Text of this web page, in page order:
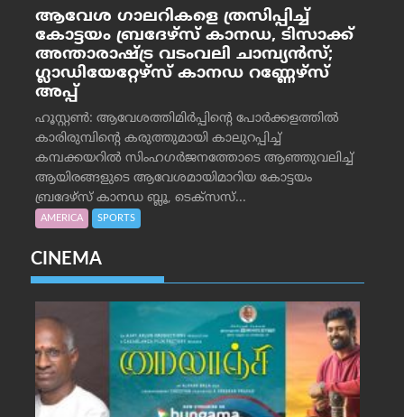
ആവേശ ഗാലറികളെ ത്രസിപ്പിച്ച്
കോട്ടയം ബ്രദേഴ്‌സ് കാനഡ, ടിസാക്ക്
അന്താരാഷ്ട്ര വടംവലി ചാമ്പ്യന്‍സ്;
ഗ്ലാഡിയേറ്റേഴ്‌സ് കാനഡ റണ്ണേഴ്‌സ്
അപ്പ്
ഹൂസ്റ്റണ്‍: ആവേശത്തിമിര്‍പ്പിന്റെ പോര്‍ക്കളത്തില്‍
കാരിരുമ്പിന്റെ കരുത്തുമായി കാലുറപ്പിച്ച്
കമ്പക്കയറില്‍ സിംഹഗര്‍ജനത്തോടെ ആഞ്ഞുവലിച്ച്
ആയിരങ്ങളുടെ ആവേശമായിമാറിയ കോട്ടയം
ബ്രദേഴ്‌സ് കാനഡ ബ്ലൂ, ടെക്‌സസ്...
AMERICA SPORTS
CINEMA